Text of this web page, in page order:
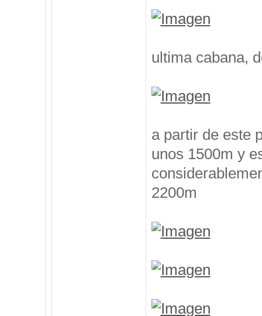
ultima cabana,
a partir de este
unos 1500m y
2200m